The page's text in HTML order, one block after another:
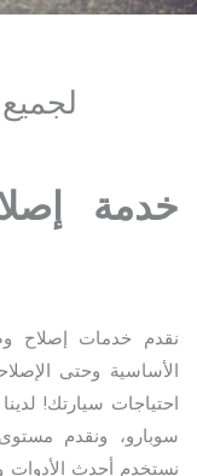
خدمة
نقدم خدمات إصلاح
الأساسية وحتى
احتياجات سيارتك!
سوبارو، ونقدم
نستخدم أحدث الأدوات